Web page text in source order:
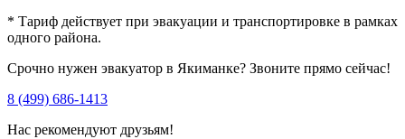
* Тариф действует при эвакуации и транспортировке в рамках
одного района.
Срочно нужен эвакуатор в Якиманке? Звоните прямо сейчас!
8 (499) 686-1413
Нас рекомендуют друзьям!